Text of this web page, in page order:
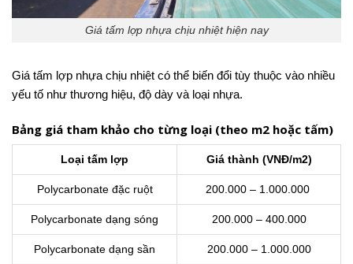
Giá tấm lợp nhựa chịu nhiệt hiện nay
Giá tấm lợp nhựa chịu nhiệt có thể biến đổi tùy thuộc vào nhiều
yếu tố như thương hiệu, độ dày và loại nhựa.
Bảng giá tham khảo cho từng loại (theo m2 hoặc tấm)
Loại tấm lợp Giá thành (VNĐ/m2)
Polycarbonate đặc ruột 200.000 – 1.000.000
Polycarbonate dạng sóng 200.000 – 400.000
Polycarbonate dạng sần 200.000 – 1.000.000